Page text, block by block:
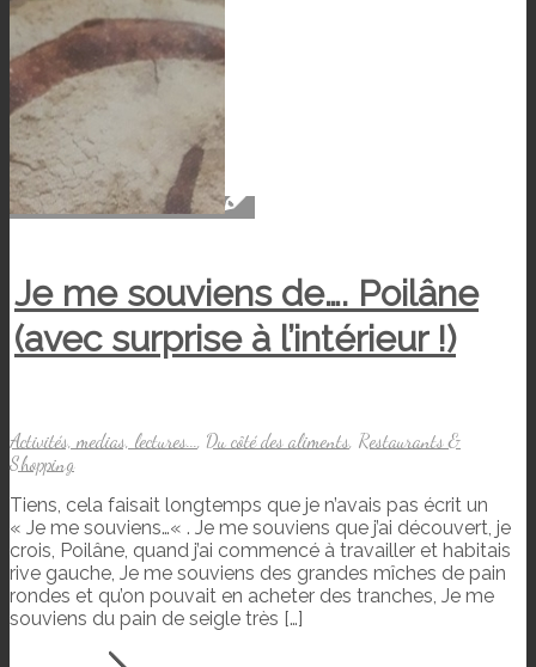
Je me souviens de…. Poilâne
(avec surprise à l’intérieur !)
Activités, medias, lectures... Du côté des aliments Restaurants &
Shopping
Tiens, cela faisait longtemps que je n’avais pas écrit un
« Je me souviens…« . Je me souviens que j’ai découvert, je
crois, Poilâne, quand j’ai commencé à travailler et habitais
rive gauche, Je me souviens des grandes mîches de pain
rondes et qu’on pouvait en acheter des tranches, Je me
souviens du pain de seigle très […]